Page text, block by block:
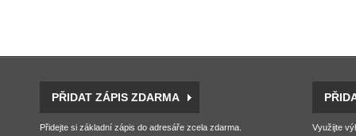
PŘIDAT ZÁPIS ZDARMA
Přidejte si základní zápis do adresáře zcela zdarma. Využijte